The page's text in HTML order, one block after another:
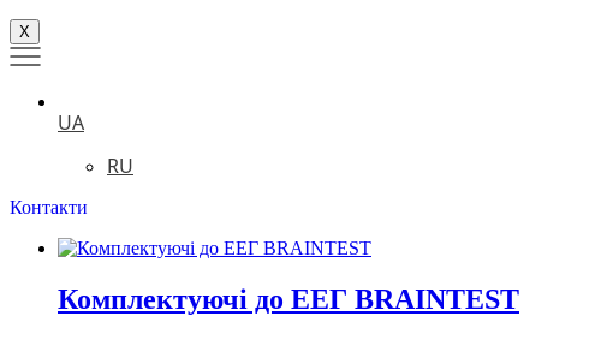
X
UA
RU
Контакти
Комплектуючі до ЕЕГ BRAINTEST